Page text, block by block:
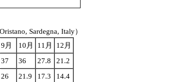
Sardegna, Italy）
9月 10月 11月
12月
37 36 27.8
21.2
26 21.9 17.3
14.4